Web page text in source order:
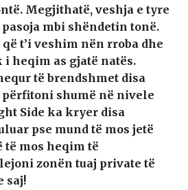
Megjithatë, veshja e tyre
mbi shëndetin tonë.
t’i veshim nën rroba dhe
i heqim as gjatë natës.
të brendshmet disa
përfitoni shumë në nivele
Side ka kryer disa
pse mund të mos jetë
të mos heqim të
zonën tuaj private të
saj!